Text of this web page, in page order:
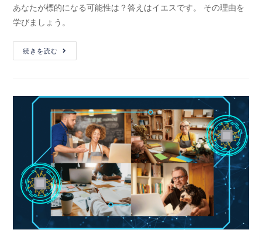
あなたが標的になる可能性は？答えはイエスです。 その理由を
学びましょう。
続きを読む